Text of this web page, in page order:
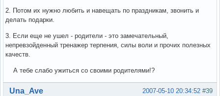
2. Потом их нужно любить и навещать по праздникам, звонить и
делать подарки.
3. Если еще не ушел - родители - это замечательный,
непревзойденный тренажер терпения, силы воли и прочих полезных
качеств.
А тебе слабо ужиться со своими родителями!?
Вне форума #39
2007-05-10 20:34:52
Una_Ave